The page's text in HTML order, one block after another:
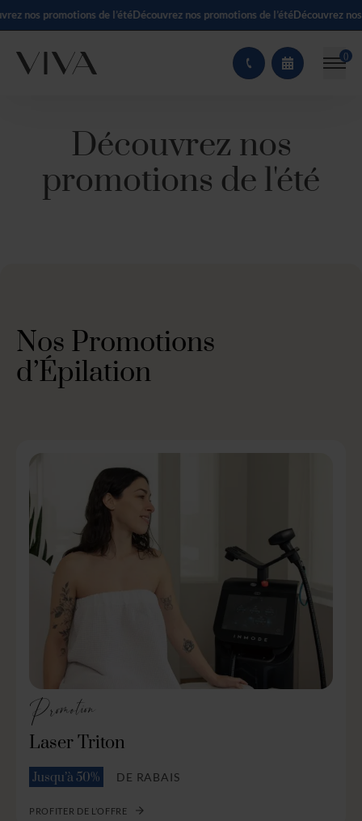
nos promotions de l’étéDécouvrez nos promotions de l’étéDécouvrez nos
()
Découvrez nos
promotions de l'été
Nos Promotions
d’Épilation
Promotion
Laser Triton
Jusqu’à 50% DE RABAIS
PROFITER DE L’OFFRE